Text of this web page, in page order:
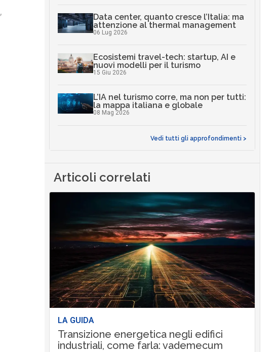
,
Data center, quanto cresce l’Italia: ma
attenzione al thermal management
06 Lug 2026
Ecosistemi travel-tech: startup, AI e
nuovi modelli per il turismo
15 Giu 2026
L’IA nel turismo corre, ma non per tutti:
la mappa italiana e globale
08 Mag 2026
Vedi tutti gli approfondimenti >
Articoli correlati
LA GUIDA
Transizione energetica negli edifici
industriali, come farla: vademecum